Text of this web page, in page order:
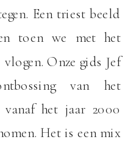
Een triest beeld
toen we met het
Onze gids Jef
van het
het jaar 2000
Het is een mix